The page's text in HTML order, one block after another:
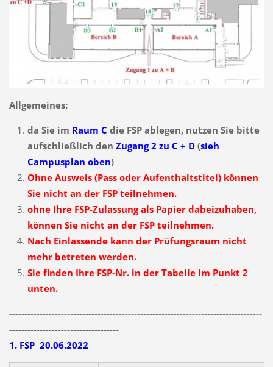
Allgemeines:
da Sie im Raum C die FSP ablegen, nutzen Sie bitte
aufschließlich den Zugang 2 zu C + D (sieh
Campusplan oben)
Ohne Ausweis (Pass oder Aufenthaltstitel) können
Sie nicht an der FSP teilnehmen.
ohne Ihre FSP-Zulassung als Papier dabeizuhaben,
können Sie nicht an der FSP teilnehmen.
Nach Einlassende kann der Prüfungsraum nicht
mehr betreten werden.
Sie finden Ihre FSP-Nr. in der Tabelle im Punkt 2
unten.
-----------------------------------------------------------------------------------
------------------------------------
1. FSP 20.06.2022